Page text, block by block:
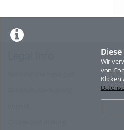
Wir
von
Klicken